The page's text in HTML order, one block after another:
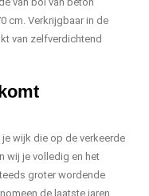
cm. Verkrijgbaar in de
van zelfverdichtend
wijk die op de verkeerde
wij je volledig en het
groter wordende
de laatste jaren